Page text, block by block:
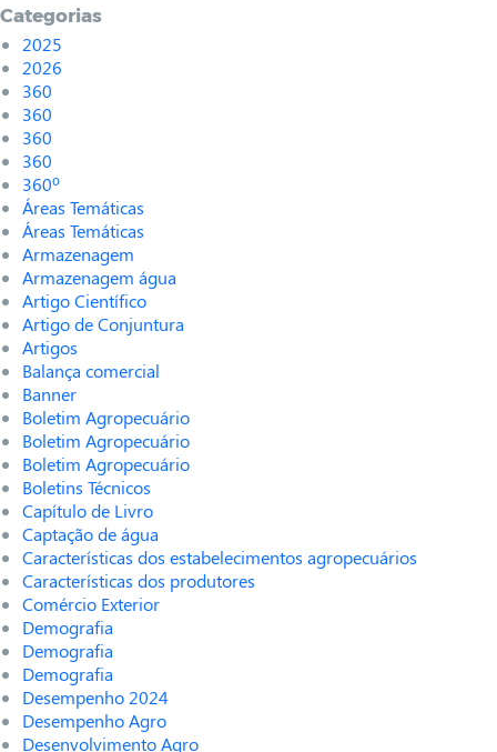
Categorias
2025
2026
360
360
360
360
360º
Áreas Temáticas
Áreas Temáticas
Armazenagem
Armazenagem água
Artigo Científico
Artigo de Conjuntura
Artigos
Balança comercial
Banner
Boletim Agropecuário
Boletim Agropecuário
Boletim Agropecuário
Boletins Técnicos
Capítulo de Livro
Captação de água
Características dos estabelecimentos agropecuários
Características dos produtores
Comércio Exterior
Demografia
Demografia
Demografia
Desempenho 2024
Desempenho Agro
Desenvolvimento Agro